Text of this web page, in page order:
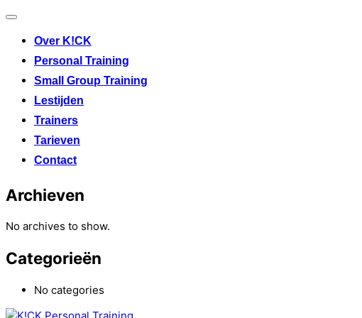
Toggle
navigation
Over K!CK
Personal Training
Small Group Training
Lestijden
Trainers
Tarieven
Contact
Archieven
No archives to show.
Categorieën
No categories
Skip